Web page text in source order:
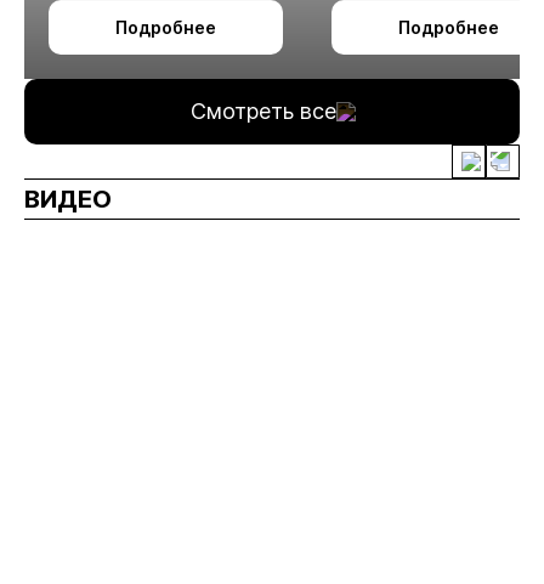
октября в Алматы
Подробнее
технологии
измельчения
Подробнее
Смотреть все
ВИДЕО